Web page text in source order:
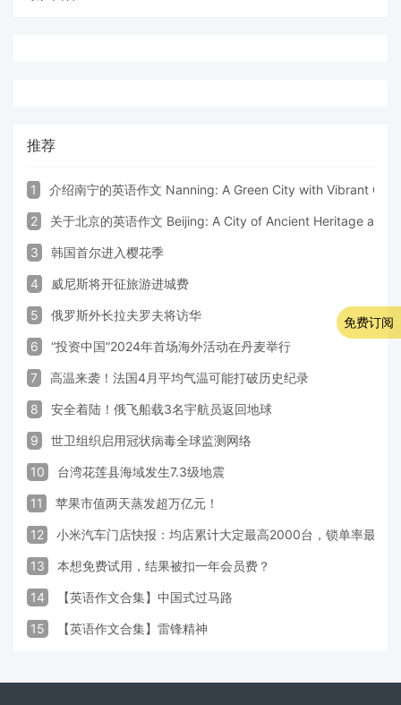
推荐
1 介绍南宁的英语作文 Nanning: A Green City with Vibrant
2 关于北京的英语作文 Beijing: A City of Ancient Heritage and
3 韩国首尔进入樱花季
4 威尼斯将开征旅游进城费
5 俄罗斯外长拉夫罗夫将访华
6 “投资中国”2024年首场海外活动在丹麦举行
7 高温来袭！法国4月平均气温可能打破历史纪录
8 安全着陆！俄飞船载3名宇航员返回地球
9 世卫组织启用冠状病毒全球监测网络
10 台湾花莲县海域发生7.3级地震
11 苹果市值两天蒸发超万亿元！
12 小米汽车门店快报：均店累计大定最高2000台，锁单率最高
13 本想免费试用，结果被扣一年会员费？
14 【英语作文合集】中国式过马路
15 【英语作文合集】雷锋精神
免费订阅